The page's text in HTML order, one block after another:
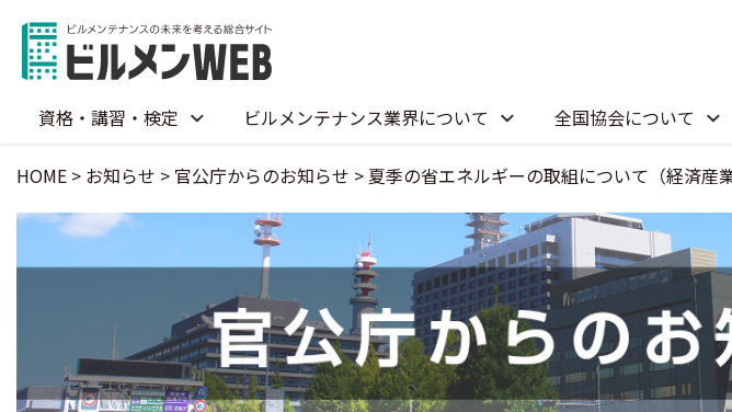
資格・講習・検定 ビルメンテナンス業界について 全国協会について
HOME > お知らせ > 官公庁からのお知らせ > 夏季の省エネルギーの取組について（経済産業